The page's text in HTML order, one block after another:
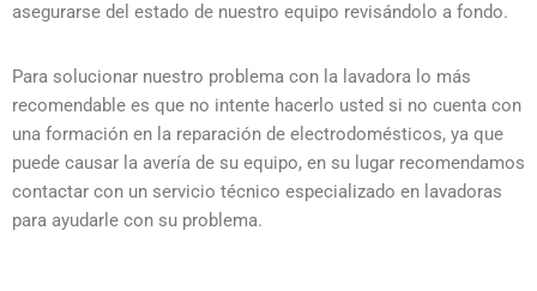
asegurarse del estado de nuestro equipo revisándolo a fondo.
Para solucionar nuestro problema con la lavadora lo más
recomendable es que no intente hacerlo usted si no cuenta con
una formación en la reparación de electrodomésticos, ya que
puede causar la avería de su equipo, en su lugar recomendamos
contactar con un servicio técnico especializado en lavadoras
para ayudarle con su problema.